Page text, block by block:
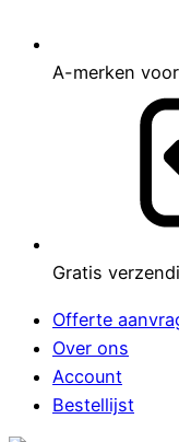
A-merken
Gratis
Offerte
Over ons
Account
Bestellijst